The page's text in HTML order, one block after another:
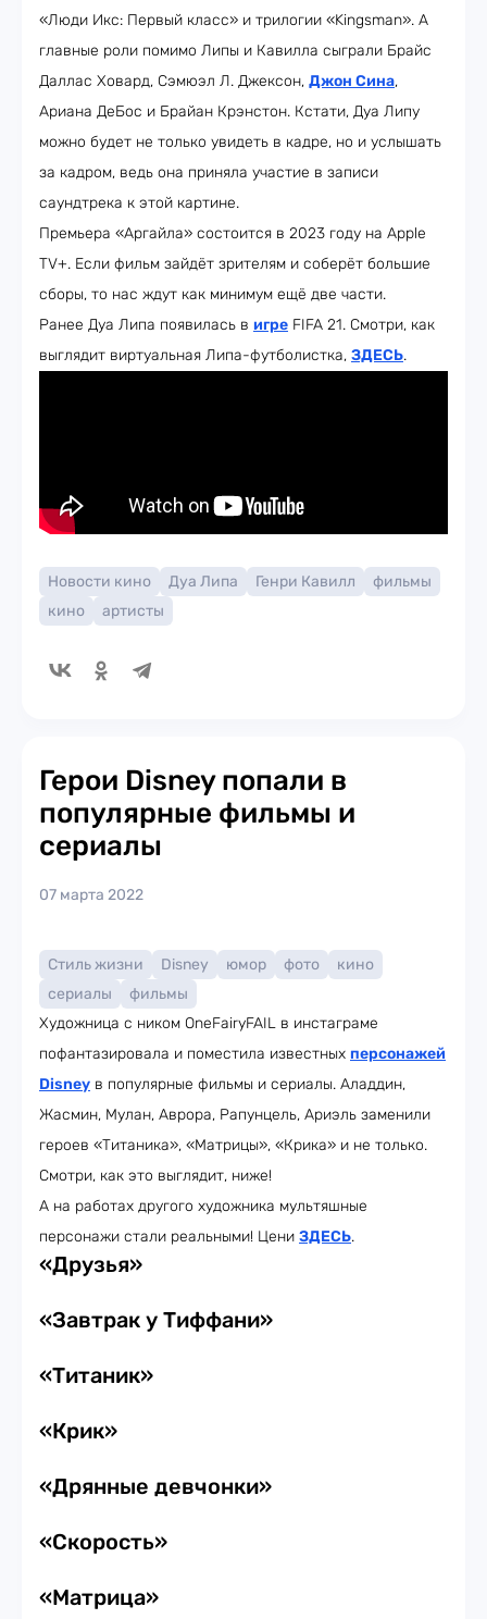
«Люди Икс: Первый класс» и трилогии «Kingsman». А
главные роли помимо Липы и Кавилла сыграли Брайс
Даллас Ховард, Сэмюэл Л. Джексон, Джон Сина,
Ариана ДеБос и Брайан Крэнстон. Кстати, Дуа Липу
можно будет не только увидеть в кадре, но и услышать
за кадром, ведь она приняла участие в записи
саундтрека к этой картине.
Премьера «Аргайла» состоится в 2023 году на Apple
TV+. Если фильм зайдёт зрителям и соберёт большие
сборы, то нас ждут как минимум ещё две части.
Ранее Дуа Липа появилась в игре FIFA 21. Смотри, как
выглядит виртуальная Липа-футболистка, ЗДЕСЬ.
Новости кино Дуа Липа Генри Кавилл
фильмы
кино
артисты
Герои Disney попали в
популярные фильмы и
сериалы
07 марта 2022
Стиль жизни Disney юмор фото
кино
сериалы
фильмы
Художница с ником OneFairyFAIL в инстаграме
пофантазировала и поместила известных персонажей
Disney в популярные фильмы и сериалы. Аладдин,
Жасмин, Мулан, Аврора, Рапунцель, Ариэль заменили
героев «Титаника», «Матрицы», «Крика» и не только.
Смотри, как это выглядит, ниже!
А на работах другого художника мультяшные
персонажи стали реальными! Цени ЗДЕСЬ.
«Друзья»
«Завтрак у Тиффани»
«Титаник»
«Крик»
«Дрянные девчонки»
«Скорость»
«Матрица»